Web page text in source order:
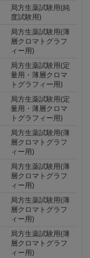
局方生薬試験用(純
度試験用)
局方生薬試験用(薄
層クロマトグラフ
ィー用)
局方生薬試験用(定
量用・薄層クロマ
トグラフィー用)
局方生薬試験用(定
量用・薄層クロマ
トグラフィー用)
局方生薬試験用(薄
層クロマトグラフ
ィー用)
局方生薬試験用(薄
層クロマトグラフ
ィー用)
局方生薬試験用(薄
層クロマトグラフ
ィー用)
局方生薬試験用(薄
層クロマトグラフ
ィー用)